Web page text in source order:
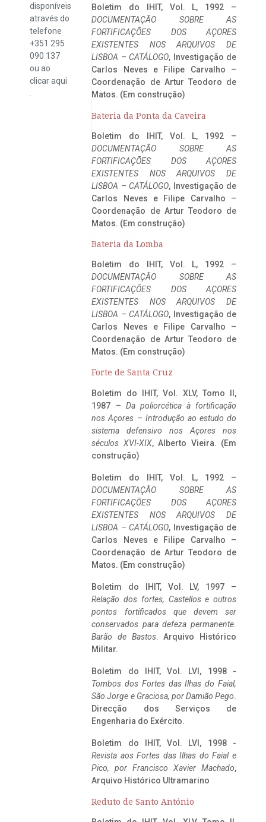
disponíveis
através do
telefone
+351 295
090 137
ou ao
clicaraqui
Boletim do IHIT, Vol. L, 1992 –
DOCUMENTAÇÃO SOBRE AS
FORTIFICAÇÕES DOS AÇORES
EXISTENTES NOS ARQUIVOS DE
LISBOA – CATÁLOGO, Investigação de
Carlos Neves e Filipe Carvalho –
Coordenação de Artur Teodoro de
Matos. (Em construção)
Bateria da Ponta da Caveira
Boletim do IHIT, Vol. L, 1992 –
DOCUMENTAÇÃO SOBRE AS
FORTIFICAÇÕES DOS AÇORES
EXISTENTES NOS ARQUIVOS DE
LISBOA – CATÁLOGO, Investigação de
Carlos Neves e Filipe Carvalho –
Coordenação de Artur Teodoro de
Matos. (Em construção)
Bateria da Lomba
Boletim do IHIT, Vol. L, 1992 –
DOCUMENTAÇÃO SOBRE AS
FORTIFICAÇÕES DOS AÇORES
EXISTENTES NOS ARQUIVOS DE
LISBOA – CATÁLOGO, Investigação de
Carlos Neves e Filipe Carvalho –
Coordenação de Artur Teodoro de
Matos. (Em construção)
Forte de Santa Cruz
Boletim do IHIT, Vol. XLV, Tomo II,
1987 – Da poliorcética à fortificação
nos Açores – Introdução ao estudo do
sistema defensivo nos Açores nos
séculos XVI-XIX, Alberto Vieira. (Em
construção)
Boletim do IHIT, Vol. L, 1992 –
DOCUMENTAÇÃO SOBRE AS
FORTIFICAÇÕES DOS AÇORES
EXISTENTES NOS ARQUIVOS DE
LISBOA – CATÁLOGO, Investigação de
Carlos Neves e Filipe Carvalho –
Coordenação de Artur Teodoro de
Matos. (Em construção)
Boletim do IHIT, Vol. LV, 1997 –
Relação dos fortes, Castellos e outros
pontos fortificados que devem ser
conservados para defeza permanente.
Barão de Bastos. Arquivo Histórico
Militar.
Boletim do IHIT, Vol. LVI, 1998 -
Tombos dos Fortes das Ilhas do Faial,
São Jorge e Graciosa, por Damião Pego.
Direcção dos Serviços de
Engenharia do Exército.
Boletim do IHIT, Vol. LVI, 1998 -
Revista aos Fortes das Ilhas do Faial e
Pico, por Francisco Xavier Machado,
Arquivo Histórico Ultramarino
Reduto de Santo António